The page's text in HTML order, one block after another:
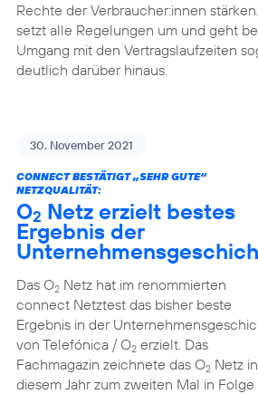
Rechte der Verbraucher:innen
setzt alle Regelungen um und geht
Umgang mit den Vertragslaufzeiten
deutlich darüber hinaus.
30. November 2021
CONNECT BESTÄTIGT „SEHR GUTE“
NETZQUALITÄT:
O2 Netz erzielt bestes
Ergebnis der
Das O2Netz hat im renommierten
connect Netztest das bisher beste
Ergebnis in der
von Telefónica / O2erzielt. Das
Fachmagazin zeichnete das O2Netz in
diesem Jahr zum zweiten Mal in Folge